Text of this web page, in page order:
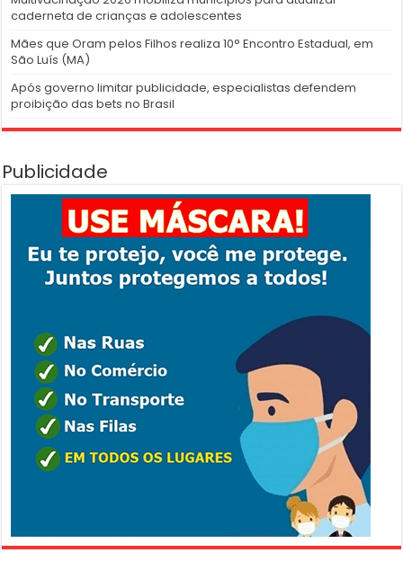
caderneta de crianças e adolescentes
Mães que Oram pelos Filhos realiza 10° Encontro Estadual, em
São Luís (MA)
Após governo limitar publicidade, especialistas defendem
proibição das bets no Brasil
Publicidade